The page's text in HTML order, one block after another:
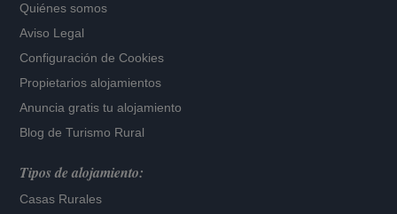
Quiénes somos
Aviso Legal
Configuración de Cookies
Propietarios alojamientos
Anuncia gratis tu alojamiento
Blog de Turismo Rural
Tipos de alojamiento:
Casas Rurales